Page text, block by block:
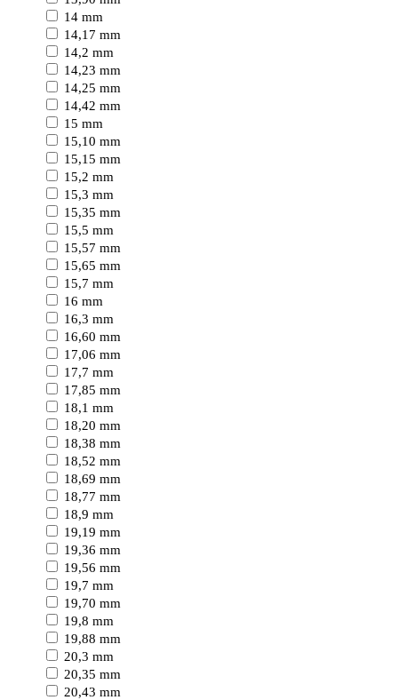
14 mm
14,17 mm
14,2 mm
14,23 mm
14,25 mm
14,42 mm
15 mm
15,10 mm
15,15 mm
15,2 mm
15,3 mm
15,35 mm
15,5 mm
15,57 mm
15,65 mm
15,7 mm
16 mm
16,3 mm
16,60 mm
17,06 mm
17,7 mm
17,85 mm
18,1 mm
18,20 mm
18,38 mm
18,52 mm
18,69 mm
18,77 mm
18,9 mm
19,19 mm
19,36 mm
19,56 mm
19,7 mm
19,70 mm
19,8 mm
19,88 mm
20,3 mm
20,35 mm
20,43 mm